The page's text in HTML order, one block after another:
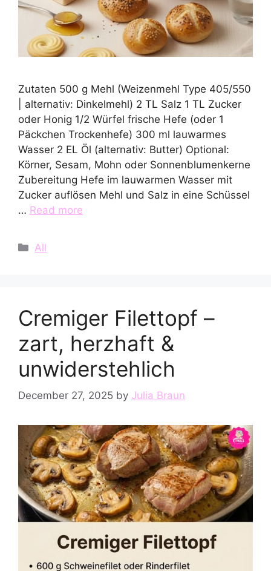
Zutaten 500 g Mehl (Weizenmehl Type 405/550
| alternativ: Dinkelmehl) 2 TL Salz 1 TL Zucker
oder Honig 1/2 Würfel frische Hefe (oder 1
Päckchen Trockenhefe) 300 ml lauwarmes
Wasser 2 EL Öl (alternativ: Butter) Optional:
Körner, Sesam, Mohn oder Sonnenblumenkerne
Zubereitung Hefe im lauwarmen Wasser mit
Zucker auflösen Mehl und Salz in eine Schüssel
… Read more
Categories
All
Cremiger Filettopf –
zart, herzhaft &
unwiderstehlich
December 27, 2025 by Julia Braun